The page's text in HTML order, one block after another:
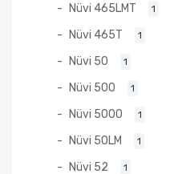
Nüvi 465LMT 1
Nüvi 465T 1
Nüvi 50 1
Nüvi 500 1
Nüvi 5000 1
Nüvi 50LM 1
Nüvi 52 1